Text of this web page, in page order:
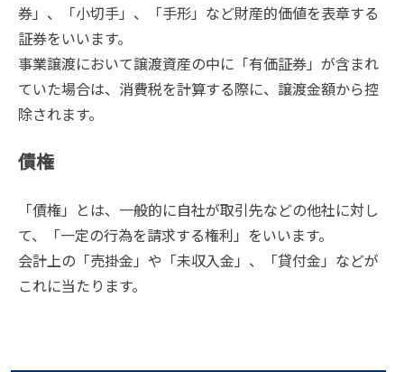
券」、「小切手」、「手形」など財産的価値を表章する
証券をいいます。
事業譲渡において譲渡資産の中に「有価証券」が含まれ
ていた場合は、消費税を計算する際に、譲渡金額から控
除されます。
債権
「債権」とは、一般的に自社が取引先などの他社に対し
て、「一定の行為を請求する権利」をいいます。
会計上の「売掛金」や「未収入金」、「貸付金」などが
これに当たります。